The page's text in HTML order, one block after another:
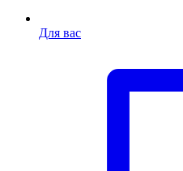
Для вас